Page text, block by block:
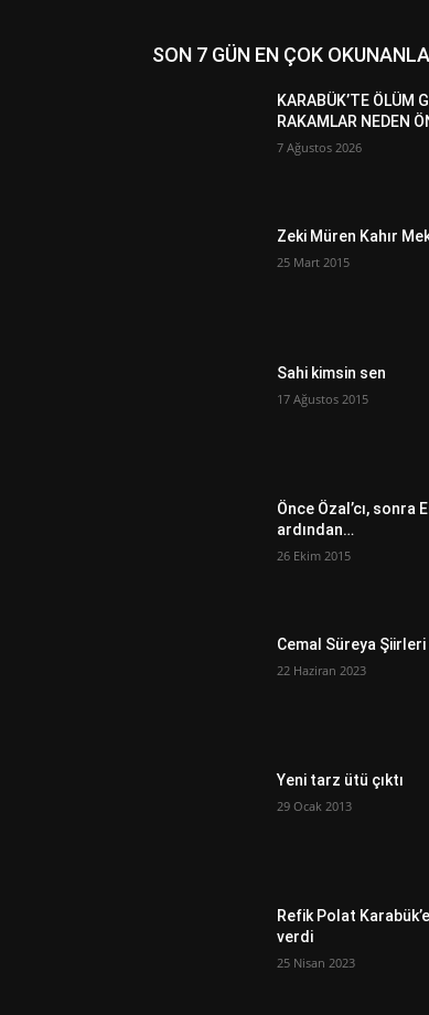
SON 7 GÜN EN ÇOK
KARABÜK’TE ÖLÜM
RAKAMLAR NEDEN
7 Ağustos 2026
Zeki Müren Kahır
25 Mart 2015
Sahi kimsin sen
17 Ağustos 2015
Önce Özal’cı, sonra
ardından…
26 Ekim 2015
Cemal Süreya Şiirleri
22 Haziran 2023
Yeni tarz ütü çıktı
29 Ocak 2013
Refik Polat
verdi
25 Nisan 2023